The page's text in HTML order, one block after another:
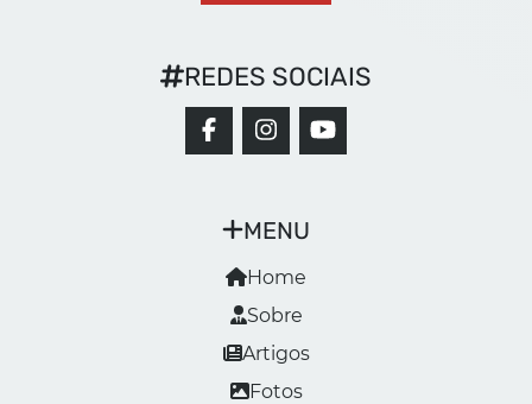
MENU
Home
Sobre
Artigos
Fotos
REDES SOCIAIS